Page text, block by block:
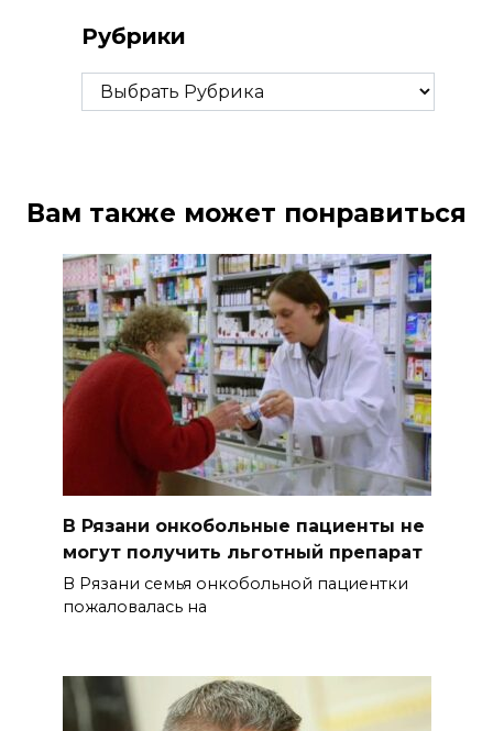
Рубрики
Рубрики
Вам также может понравиться
В Рязани онкобольные пациенты не
могут получить льготный препарат
В Рязани семья онкобольной пациентки
пожаловалась на